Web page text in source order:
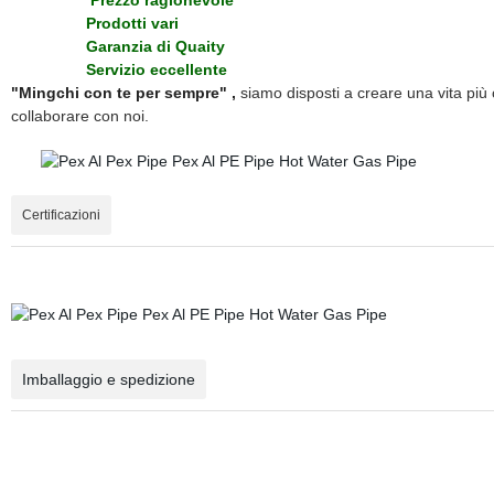
Prodotti vari
Garanzia di Quaity
Servizio eccellente
"Mingchi con te per sempre" , siamo disposti a creare una vita
collaborare con noi.
Certificazioni
Imballaggio e spedizione